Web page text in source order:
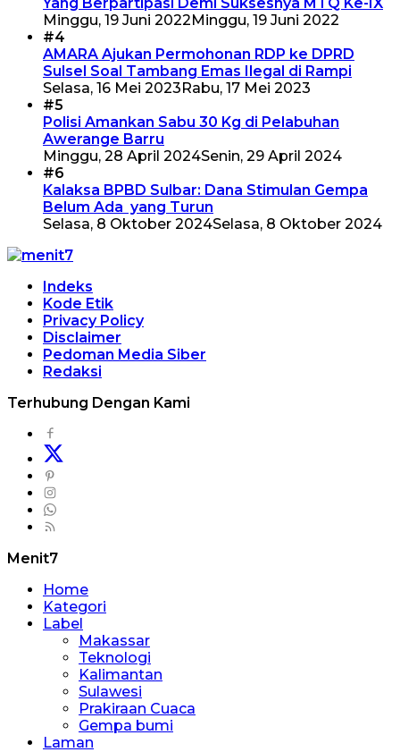
Yang Berpartipasi Demi Suksesnya MTQ Ke-IX
Minggu, 19 Juni 2022 Minggu, 19 Juni 2022
#4
AMARA Ajukan Permohonan RDP ke DPRD
Sulsel Soal Tambang Emas Ilegal di Rampi
Selasa, 16 Mei 2023 Rabu, 17 Mei 2023
#5
Polisi Amankan Sabu 30 Kg di Pelabuhan
Awerange Barru
Minggu, 28 April 2024Senin, 29 April 2024
#6
Kalaksa BPBD Sulbar: Dana Stimulan Gempa
Belum Ada yang Turun
Selasa, 8 Oktober 2024Selasa, 8 Oktober 2024
Indeks
Kode Etik
Privacy Policy
Disclaimer
Pedoman Media Siber
Redaksi
Terhubung Dengan Kami
Menit7
Home
Kategori
Label
Makassar
Teknologi
Kalimantan
Sulawesi
Prakiraan Cuaca
Gempa bumi
Laman